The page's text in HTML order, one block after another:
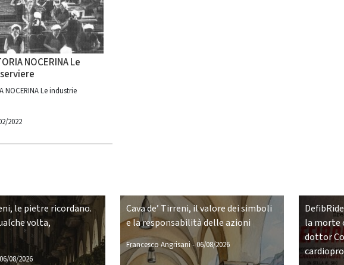
NOCERINA Le
NOCERINA Le industrie
2022
le pietre ricordano.
volta,
06/08/2026
Cava de’ Tirreni, il valore dei simboli
e la responsabilità delle azioni
Francesco Angrisani-06/08/2026
la morte
dottor